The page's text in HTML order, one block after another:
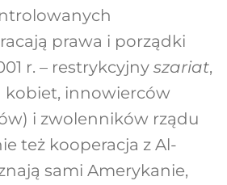
prawa i porządki
r. – restrykcyjny szariat,
kobiet, innowierców
i zwolenników rządu
też kooperacja z Al-
sami Amerykanie,